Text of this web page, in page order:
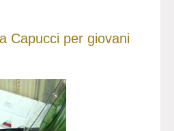
Capucci per giovani